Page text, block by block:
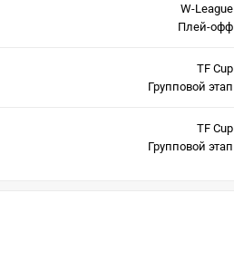
W-League
Плей-офф
TF Cup
Групповой этап
TF Cup
Групповой этап